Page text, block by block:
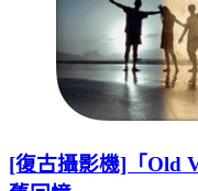
[復古攝影機]「Old